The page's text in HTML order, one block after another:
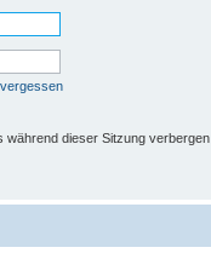
während dieser Sitzung verbergen